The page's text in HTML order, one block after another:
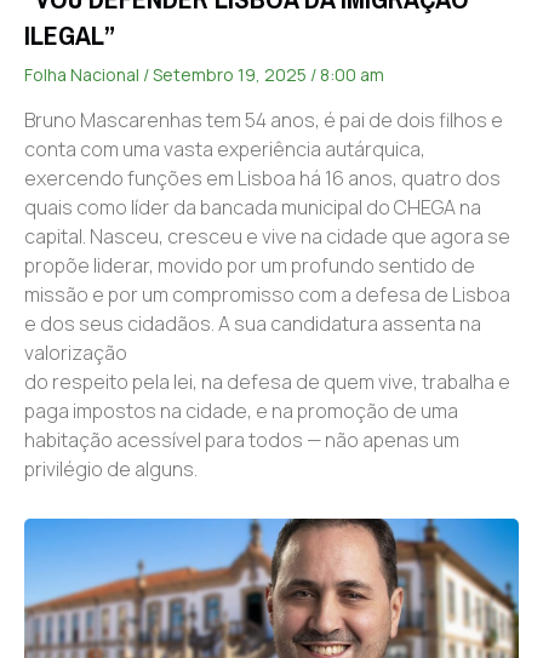
ILEGAL”
Folha Nacional Setembro 19, 2025 8:00 am
Bruno Mascarenhas tem 54 anos, é pai de dois filhos e
conta com uma vasta experiência autárquica,
exercendo funções em Lisboa há 16 anos, quatro dos
quais como líder da bancada municipal do CHEGA na
capital. Nasceu, cresceu e vive na cidade que agora se
propõe liderar, movido por um profundo sentido de
missão e por um compromisso com a defesa de Lisboa
e dos seus cidadãos. A sua candidatura assenta na
valorização
do respeito pela lei, na defesa de quem vive, trabalha e
paga impostos na cidade, e na promoção de uma
habitação acessível para todos — não apenas um
privilégio de alguns.